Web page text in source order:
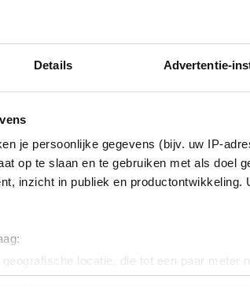
Details Advertentie-
je persoonlijke gegevens (bijv. uw IP-
op te slaan en te gebruiken met als doel
inzicht in publiek en
locatie, die tot een paar meter
actief te scannen op specifieke
.